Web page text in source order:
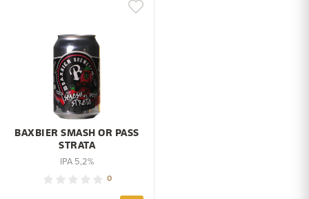
BAXBIER SMASH OR PASS
STRATA
IPA 5,2%
0